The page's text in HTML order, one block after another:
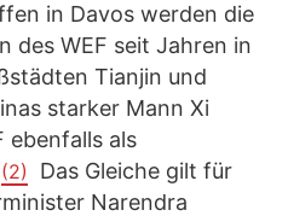
in Davos werden die
des WEF seit Jahren in
Tianjin und
starker Mann Xi
ebenfalls als
(2)
Das Gleiche gilt für
Narendra